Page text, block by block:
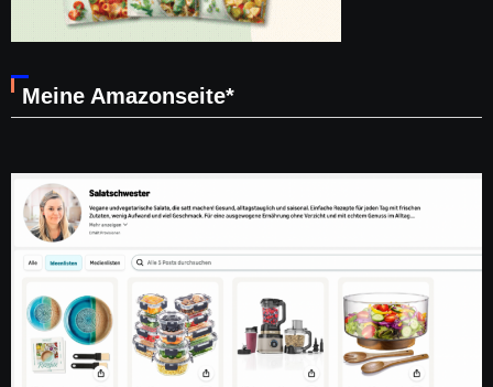
Meine Amazonseite*